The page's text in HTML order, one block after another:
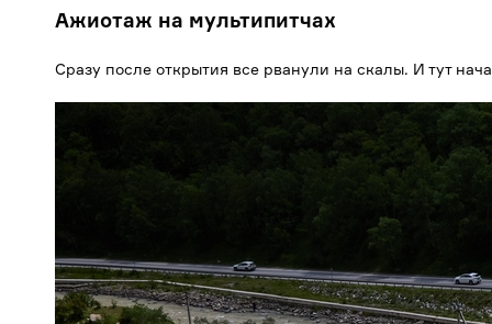
Ажиотаж на мультипитчах
Сразу после открытия все рванули на скалы. И тут